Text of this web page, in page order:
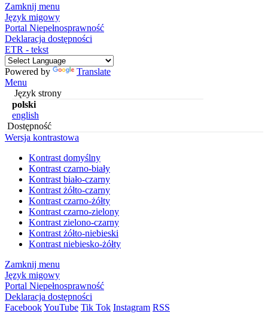
Zamknij menu
Język migowy
Portal Niepełnosprawność
Deklaracja dostępności
ETR - tekst
Powered by
Translate
Menu
Język strony
polski
english
Dostępność
Wersja kontrastowa
Kontrast domyślny
Kontrast czarno-biały
Kontrast biało-czarny
Kontrast żółto-czarny
Kontrast czarno-żółty
Kontrast czarno-zielony
Kontrast zielono-czarny
Kontrast żółto-niebieski
Kontrast niebiesko-żółty
Zamknij menu
Język migowy
Portal Niepełnosprawność
Deklaracja dostępności
FacebookYouTube Tik Tok Instagram RSS